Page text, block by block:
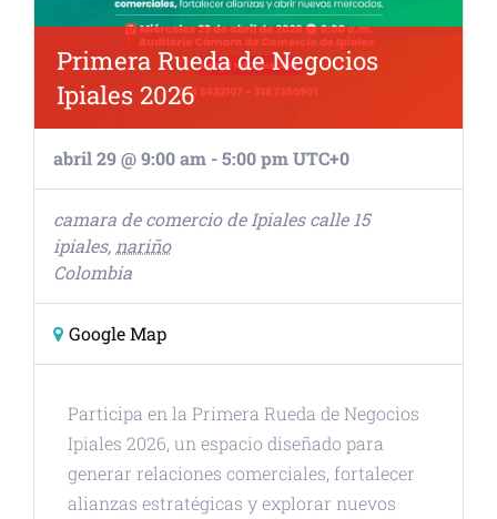
Primera Rueda de Negocios
Ipiales 2026
abril 29 @ 9:00 am -5:00 pm UTC+0
camara de comercio de Ipialescalle 15
ipiales, nariño
Colombia
Google Map
Participa en la Primera Rueda de Negocios
Ipiales 2026, un espacio diseñado para
generar relaciones comerciales, fortalecer
alianzas estratégicas y explorar nuevos